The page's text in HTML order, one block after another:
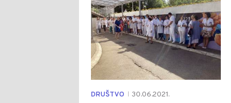
DRUŠTVO 30.06.2021.